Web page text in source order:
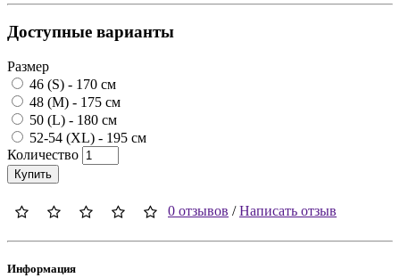
Доступные варианты
Размер
46 (S) - 170 см
48 (M) - 175 см
50 (L) - 180 см
52-54 (XL) - 195 см
Количество
Купить
0 отзывов /Написать отзыв
Информация